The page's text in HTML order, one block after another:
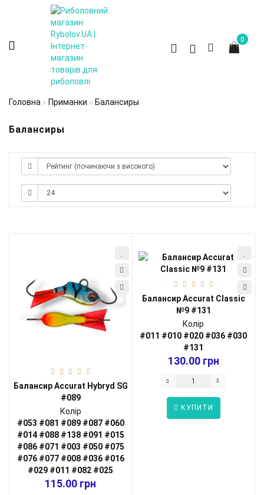
0
Головна Приманки Балансиры
Балансиры
Балансир Accurat Hybryd SG
#089
Колір
#053 #081 #089 #087 #060
#014 #088 #138 #091 #015
#086 #071 #003 #050 #075
#076 #077 #008 #036 #016
#029 #011 #082 #025
115.00 грн
Балансир Accurat Classic
№9 #131
Колір
#011 #010 #020 #036 #030
#131
130.00 грн
КУПИТИ